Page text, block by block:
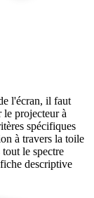
l'écran, il faut
projecteur à
spécifiques
à travers la toile
le spectre
descriptive